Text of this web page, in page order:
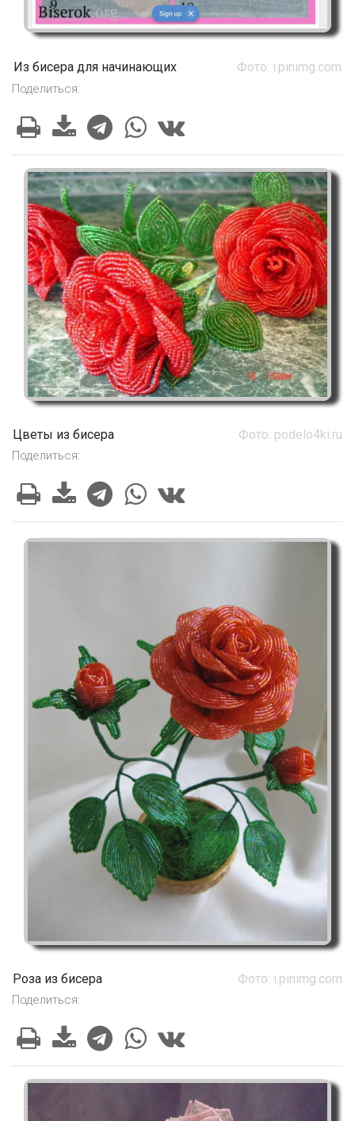
Из бисера для начинающих Фото: i.pinimg.com
Поделиться:
Цветы из бисера Фото: podelo4ki.ru
Поделиться:
Роза из бисера Фото: i.pinimg.com
Поделиться: